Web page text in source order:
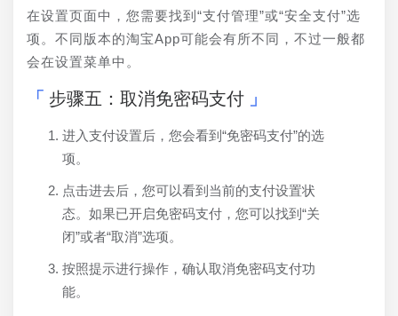
在设置页面中，您需要找到“支付管理”或“安全支付”选
项。不同版本的淘宝App可能会有所不同，不过一般都
会在设置菜单中。
步骤五：取消免密码支付
进入支付设置后，您会看到“免密码支付”的选
项。
点击进去后，您可以看到当前的支付设置状
态。如果已开启免密码支付，您可以找到“关
闭”或者“取消”选项。
按照提示进行操作，确认取消免密码支付功
能。